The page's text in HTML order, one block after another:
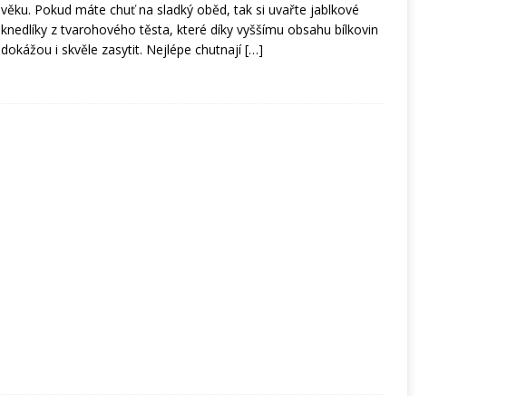
věku. Pokud máte chuť na sladký oběd, tak si uvařte jablkové
knedlíky z tvarohového těsta, které díky vyššímu obsahu bílkovin
dokážou i skvěle zasytit. Nejlépe chutnají[…]